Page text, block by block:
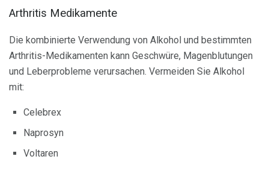
Arthritis Medikamente
Die kombinierte Verwendung von Alkohol und bestimmten
Arthritis-Medikamenten kann Geschwüre, Magenblutungen
und Leberprobleme verursachen. Vermeiden Sie Alkohol
mit:
Celebrex
Naprosyn
Voltaren